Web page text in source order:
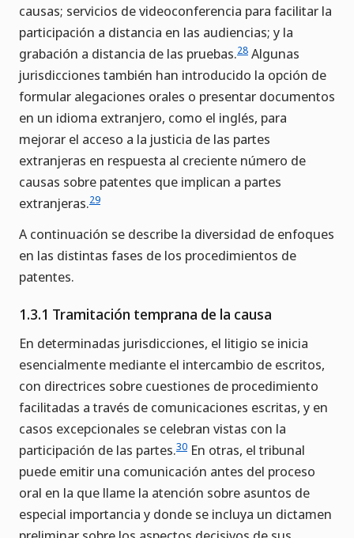
causas; servicios de videoconferencia para facilitar la
participación a distancia en las audiencias; y la
grabación a distancia de las pruebas.28 Algunas
jurisdicciones también han introducido la opción de
formular alegaciones orales o presentar documentos
en un idioma extranjero, como el inglés, para
mejorar el acceso a la justicia de las partes
extranjeras en respuesta al creciente número de
causas sobre patentes que implican a partes
extranjeras.29
A continuación se describe la diversidad de enfoques
en las distintas fases de los procedimientos de
patentes.
1.3.1 Tramitación temprana de la causa
En determinadas jurisdicciones, el litigio se inicia
esencialmente mediante el intercambio de escritos,
con directrices sobre cuestiones de procedimiento
facilitadas a través de comunicaciones escritas, y en
casos excepcionales se celebran vistas con la
participación de las partes.30 En otras, el tribunal
puede emitir una comunicación antes del proceso
oral en la que llame la atención sobre asuntos de
especial importancia y donde se incluya un dictamen